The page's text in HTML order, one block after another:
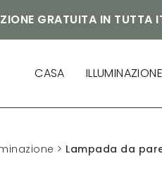
GRATUITA IN TUTTA
CASA ILLUMINAZIONE
> Lampada da